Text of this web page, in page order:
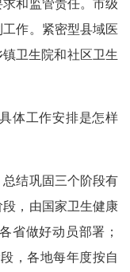
和监管责任。市级
作。紧密型县域医
卫生院和社区卫生
体工作安排是怎样
结巩固三个阶段有
，由国家卫生健康
省做好动员部署；
，各地每年度按自